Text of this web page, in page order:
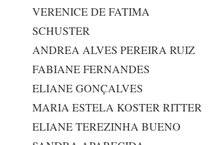
VERENICE DE FATIMA
SCHUSTER
ANDREA ALVES PEREIRA RUIZ
FABIANE FERNANDES
ELIANE GONÇALVES
MARIA ESTELA KOSTER RITTER
ELIANE TEREZINHA BUENO